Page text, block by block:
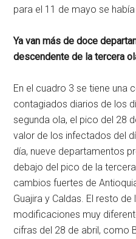
para el 11 de mayo se
Ya van más de doce
descendente de la tercera
En el cuadro 3 se tiene una
contagiados diarios de los
segunda ola, el pico del 28
valor de los infectados del
día, nueve departamentos
debajo del pico de la
cambios fuertes de
Guajira y Caldas. El resto
modificaciones muy
cifras del 28 de abril, como